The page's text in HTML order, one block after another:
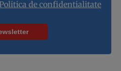
de confidentialitate